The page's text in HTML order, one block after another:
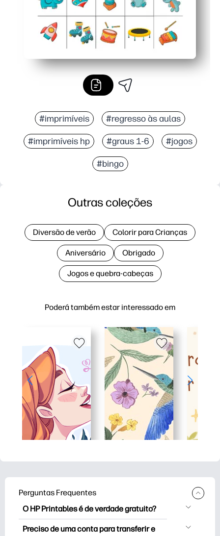
#imprimíveis #regresso às aulas
#imprimíveis hp #graus 1-6 #jogos
#bingo
Poderá também estar interessado em
Outras coleções
Diversão de verão Colorir para Crianças
Aniversário Obrigado
Jogos e quebra-cabeças
Perguntas Frequentes
O HP Printables é de verdade gratuito?
O HP Printables oferece mais de 2.500
Preciso de uma conta para transferir e